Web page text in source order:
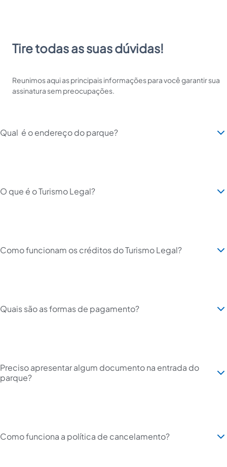
Tire todas as suas dúvidas!
Reunimos aqui as principais informações para você garantir sua
assinatura sem preocupações.
Qual  é o endereço do parque?
O que é o Turismo Legal?
Como funcionam os créditos do Turismo Legal?
Quais são as formas de pagamento?
Preciso apresentar algum documento na entrada do
parque?
Como funciona a política de cancelamento?